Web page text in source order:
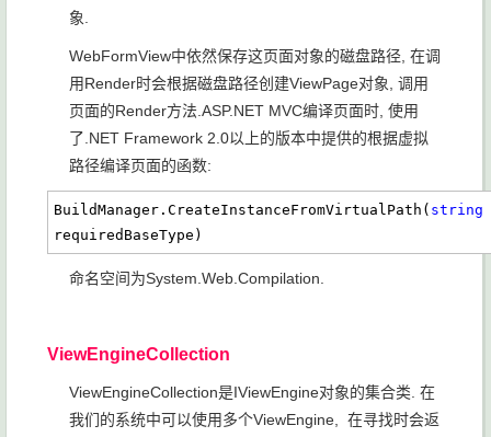
象.
WebFormView中依然保存这页面对象的磁盘路径, 在调
用Render时会根据磁盘路径创建ViewPage对象, 调用
页面的Render方法.ASP.NET MVC编译页面时, 使用
了.NET Framework 2.0以上的版本中提供的根据虚拟
路径编译页面的函数:
BuildManager.CreateInstanceFromVirtualPath( string
requiredBaseType)
命名空间为System.Web.Compilation.
ViewEngineCollection
ViewEngineCollection是IViewEngine对象的集合类. 在
我们的系统中可以使用多个ViewEngine, 在寻找时会返